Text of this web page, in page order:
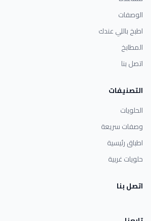
الوصفات
اطبخ باللي عندك
المطابخ
اتصل بنا
التصنيفات
الحلويات
وصفات سريعة
اطباق رئيسية
حلويات غربية
اتصل بنا